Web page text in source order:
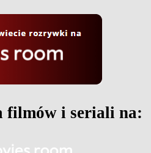
filmów i seriali na: